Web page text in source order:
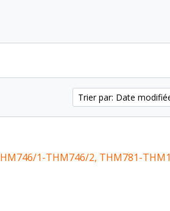
Trier par: Date
1-THM746/2, THM781-